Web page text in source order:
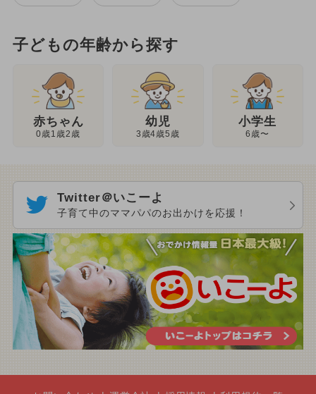
子どもの年齢から探す
赤ちゃん
0歳1歳2歳
幼児
3歳4歳5歳
小学生
6歳〜
Twitter＠いこーよ
子育て中のママパパのお出かけを応援！